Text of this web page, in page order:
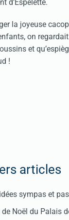
d’Espelette.
la joyeuse
on
et
!
articles
sympas et
de Noël du Palais